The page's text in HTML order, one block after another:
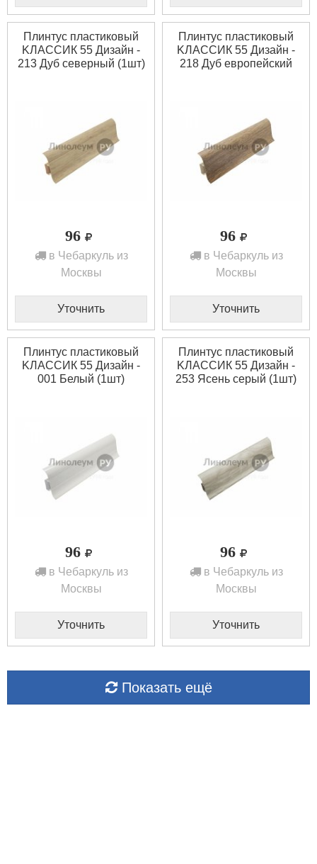
Плинтус пластиковый
KЛАССИК 55 Дизайн -
213 Дуб северный (1шт)
96
в Чебаркуль из
Москвы
Уточнить
Плинтус пластиковый
KЛАССИК 55 Дизайн -
218 Дуб европейский
96
в Чебаркуль из
Москвы
Уточнить
Плинтус пластиковый
KЛАССИК 55 Дизайн -
001 Белый (1шт)
96
в Чебаркуль из
Москвы
Уточнить
Плинтус пластиковый
KЛАССИК 55 Дизайн -
253 Ясень серый (1шт)
96
в Чебаркуль из
Москвы
Уточнить
Показать ещё